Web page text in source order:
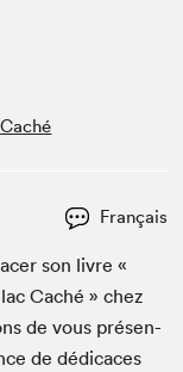
Français
son livre «
Caché » chez
de vous présen­
de dédi­caces